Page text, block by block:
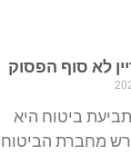
לא סוף הפסוק
ביטוח היא
מחברת הביטוח